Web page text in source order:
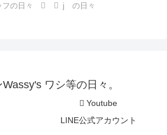
フの日々 j の日々
ワシ等の日々。
Youtube
LINE公式アカウント